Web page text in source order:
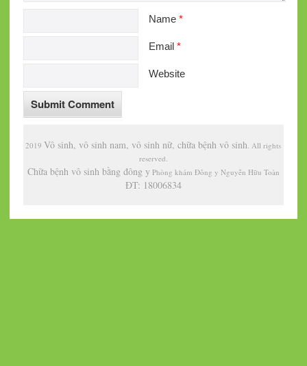
Name *
Email *
Website
2019Vô sinh, vô sinh nam, vô sinh nữ, chữa bệnh vô sinh. All rights
reserved.
Chữa bệnh vô sinh bằng đông yPhòng khám Đông y Nguyễn Hữu Toàn
ĐT: 18006834